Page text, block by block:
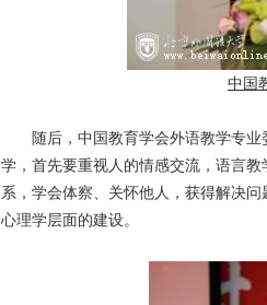
中国
随后，中国教育学会外语教学专
学，首先要重视人的情感交流，语言
系，学会体察、关怀他人，获得解决
心理学层面的建设。